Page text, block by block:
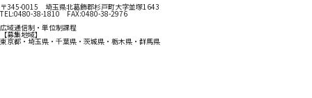
〒345-0015 埼玉県北葛飾郡杉戸町大字並塚1643
TEL:0480-38-1810 FAX:0480-38-2976
広域通信制・単位制課程
【募集地域】
東京都・埼玉県・千葉県・茨城県・栃木県・群馬県